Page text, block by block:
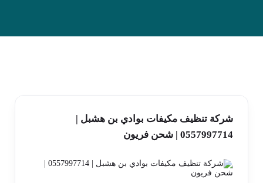
شركة تنظيف مكيفات بوادي بن هشبل |
0557997714 | شحن فريون